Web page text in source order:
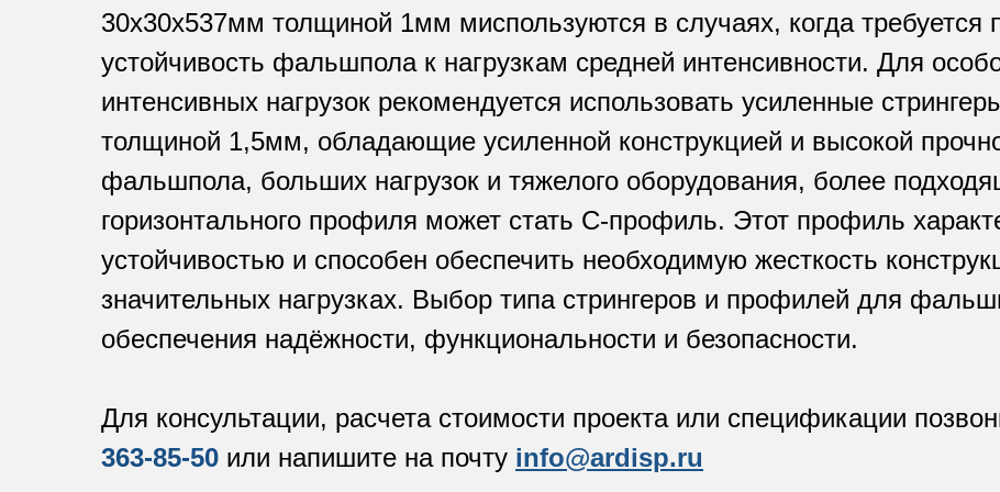
30х30х537мм толщиной 1мм миспользуются в случаях, когда
устойчивость фальшпола к нагрузкам средней интенсивности. Для
интенсивных нагрузок рекомендуется использовать усиленные
толщиной 1,5мм, обладающие усиленной конструкцией и высокой
фальшпола, больших нагрузок и тяжелого оборудования, более
горизонтального профиля может стать С-профиль. Этот профиль
устойчивостью и способен обеспечить необходимую жесткость
значительных нагрузках. Выбор типа стрингеров и профилей для
обеспечения надёжности, функциональности и безопасности.
Для консультации, расчета стоимости проекта или спецификации
363-85-50 или напишите на почту info@ardisp.ru